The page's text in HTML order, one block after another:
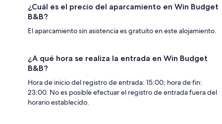
¿Cuál es el precio del aparcamiento en Win Budget
B&B?
El aparcamiento sin asistencia es gratuito en este alojamiento.
¿A qué hora se realiza la entrada en Win Budget
B&B?
Hora de inicio del registro de entrada: 15:00; hora de fin:
23:00. No es posible efectuar el registro de entrada fuera del
horario establecido.